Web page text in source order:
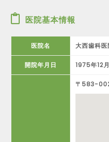
医院基本情報
医院名 大西歯科医
開院年月日 1975年12
〒583-